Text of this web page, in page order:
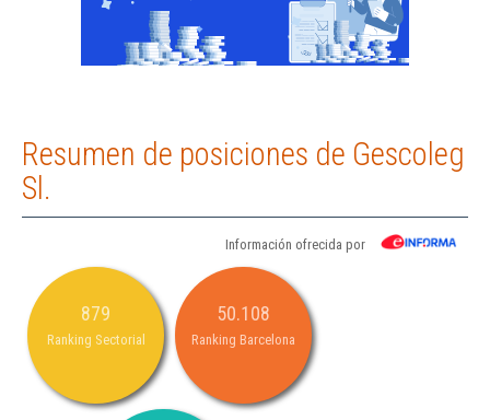
Resumen de posiciones de Gescoleg
Sl.
Información ofrecida por
879
Ranking Sectorial
50.108
Ranking Barcelona